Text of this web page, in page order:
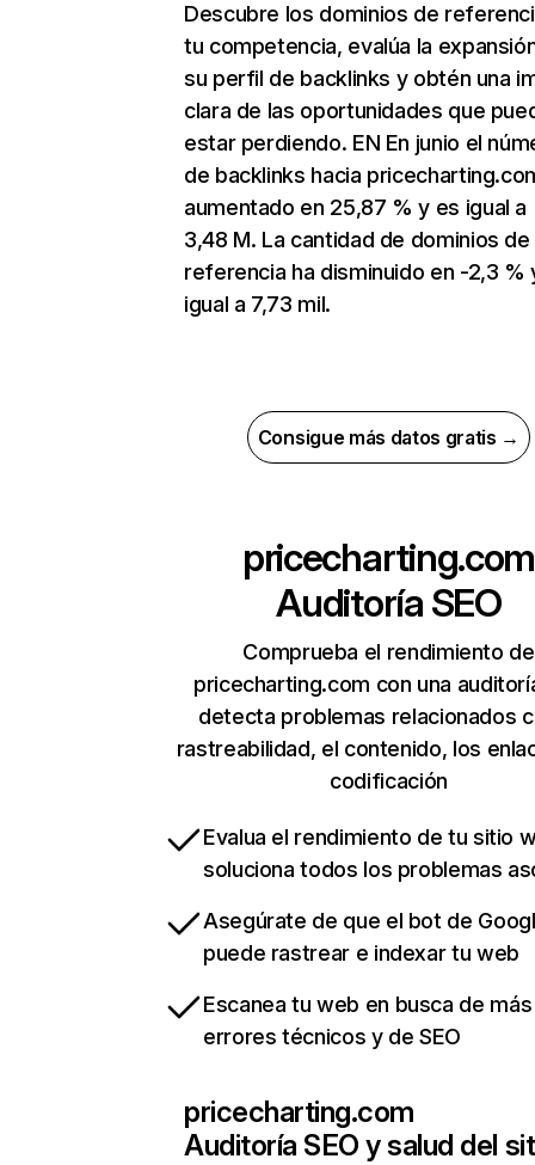
Descubre los dominios de
tu competencia, evalúa la
su perfil de backlinks y obtén una
clara de las oportunidades que
estar perdiendo. EN En junio el
de backlinks hacia
aumentado en 25,87 % y es igual a
3,48 M. La cantidad de dominios de
referencia ha disminuido en -2,3 %
igual a 7,73 mil.
Consigue más datos gratis →
pricecharting.com
Auditoría SEO
Comprueba el rendimiento de
pricecharting.com con una
detecta problemas relacionados
rastreabilidad, el contenido, los
codificación
Evalua el rendimiento de tu sitio
soluciona todos los problemas
Asegúrate de que el bot de
puede rastrear e indexar tu web
Escanea tu web en busca de
errores técnicos y de SEO
pricecharting.com
Auditoría SEO y salud del